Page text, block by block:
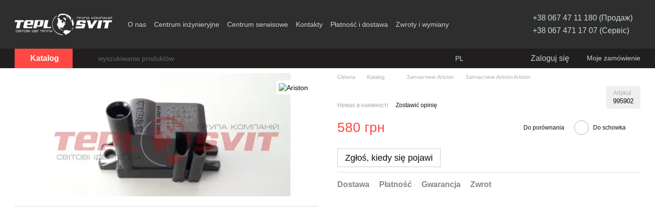
O nas Centrum inżynieryjne Centrum serwisowe Kontakty Płatność i dostawa
Zwroty i wymiany
+38 067 47 11 180 (Продаж)
+38 067 471 17 07 (Сервіс)
Katalog PL Zaloguj się Moje zamówienie
Główna Katalog Запчастини Ariston Запчастини Ariston Ariston
Artykuł
995902
Немає в наявності Zostawić opinię
580 грн Do porównania Do schowka
Zgłoś, kiedy się pojawi
Dostawa Płatność Gwarancja Zwrot